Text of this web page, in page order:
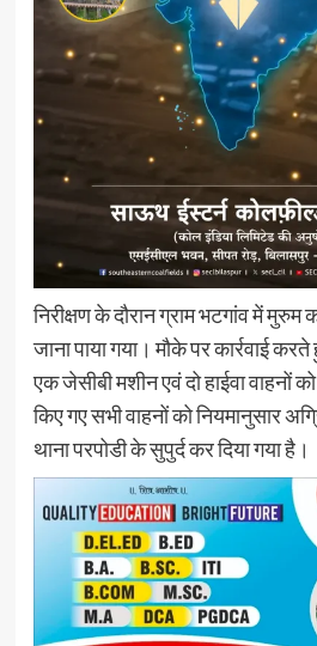
निरीक्षण के दौरान ग्राम भटगांव में
जाना पाया गया। मौके पर कार्रवाई
एक जेसीबी मशीन एवं दो हाईवा वाहनों
किए गए सभी वाहनों को नियमानुसार
थाना परपोडी के सुपुर्द कर दिया गया है।